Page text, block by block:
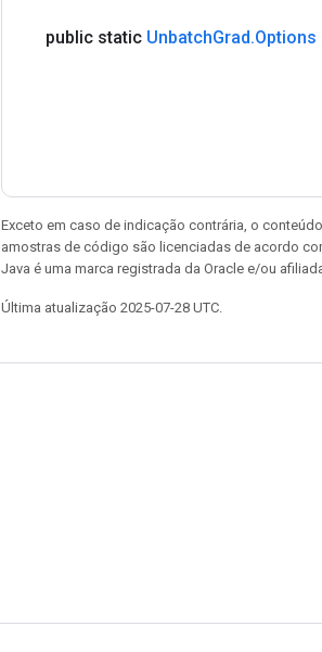
public static UnbatchGrad.Options
Exceto em caso de indicação contrária, o
amostras de código são licenciadas de acordo
Java é uma marca registrada da Oracle e/ou
Última atualização 2025-07-28 UTC.